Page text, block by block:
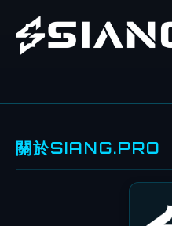
客
關於SIANG.PRO